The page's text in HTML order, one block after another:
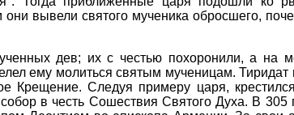
вывели святого мученика обросшего,
дев; их с честью похоронили, а на
ему молиться святым мученицам.
Крещение. Следуя примеру царя,
в честь Сошествия Святого Духа. В